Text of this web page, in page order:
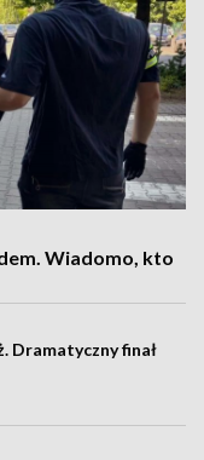
Wiadomo, kto
Dramatyczny finał